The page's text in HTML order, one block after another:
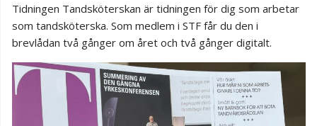
Tidningen Tandsköterskan är tidningen för dig som arbetar
som tandsköterska. Som medlem i STF får du den i
brevlådan två gånger om året och två gånger digitalt.